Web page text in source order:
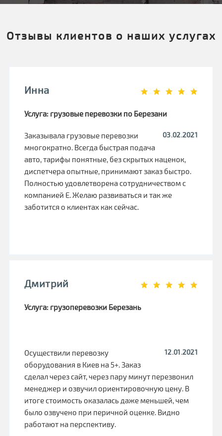
Отзывы клиентов о наших услугах
Инна
Услуга: грузовые перевозки по Березани
03.02.2021
Заказывала грузовые перевозки
многократно. Всегда быстрая подача
авто, тарифы понятные, без скрытых наценок,
диспетчера опытные, принимают заказ быстро.
Полностью удовлетворена сотрудничеством с
компанией Е. Желаю развиваться и так же
заботится о клиентах как сейчас.
Дмитрий
Услуга: грузоперевозки Березань
12.01.2021
Осуществили перевозку
оборудования в Киев на 5+. Заказ
сделал через сайт, через пару минут перезвонил
менеджер и озвучил ориентировочную цену. В
итоге стоимость оказалась даже меньшей, чем
было озвучено при перичной оценке. Видно
работают на перспективу.